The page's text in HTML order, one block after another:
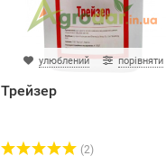
улюблений порівняти
Трейзер
(2)